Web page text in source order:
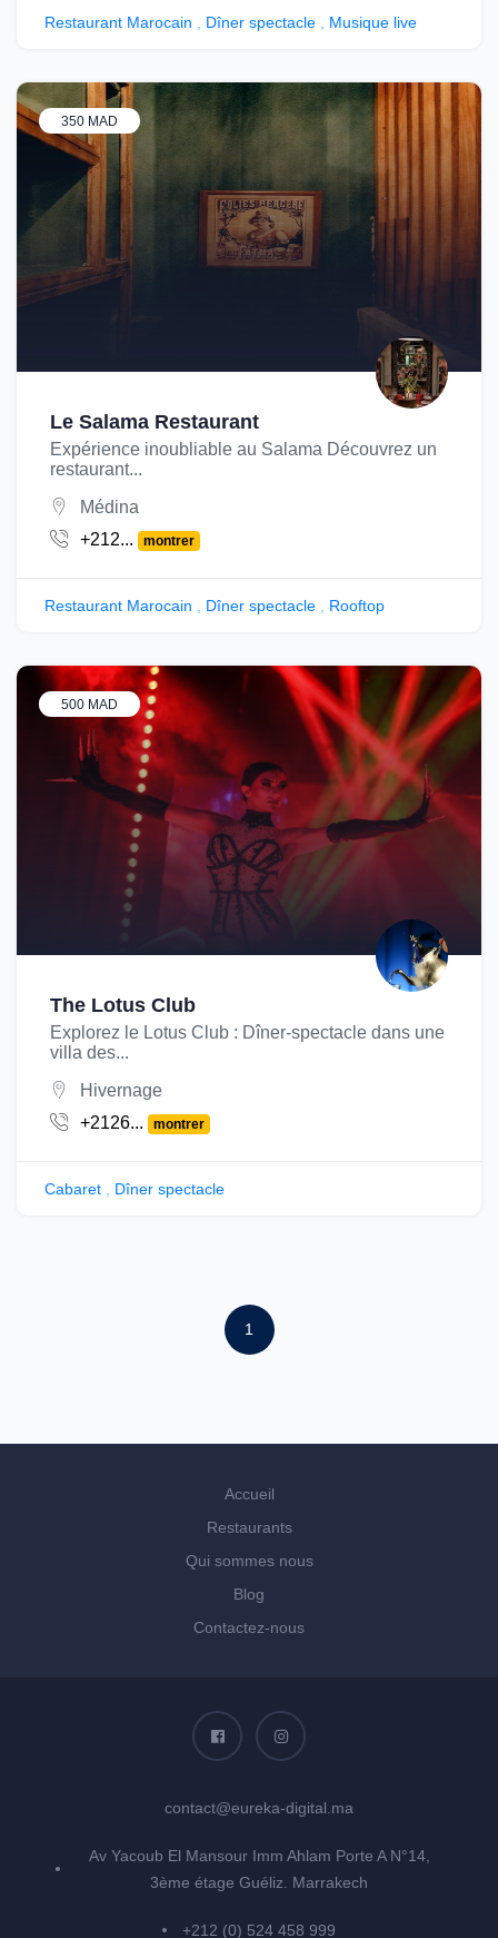
Restaurant Marocain Dîner spectacle Musique live
350 MAD
Le Salama Restaurant
Expérience inoubliable au Salama Découvrez un
restaurant...
Médina
+212...
montrer
Restaurant Marocain Dîner spectacle Rooftop
500 MAD
The Lotus Club
Explorez le Lotus Club : Dîner-spectacle dans une
villa des...
Hivernage
+2126...
montrer
Cabaret Dîner spectacle
1
Accueil
Restaurants
Qui sommes nous
Blog
Contactez-nous
contact@eureka-digital.ma
Av Yacoub El Mansour Imm Ahlam Porte A N°14,
3ème étage Guéliz. Marrakech
+212 (0) 524 458 999